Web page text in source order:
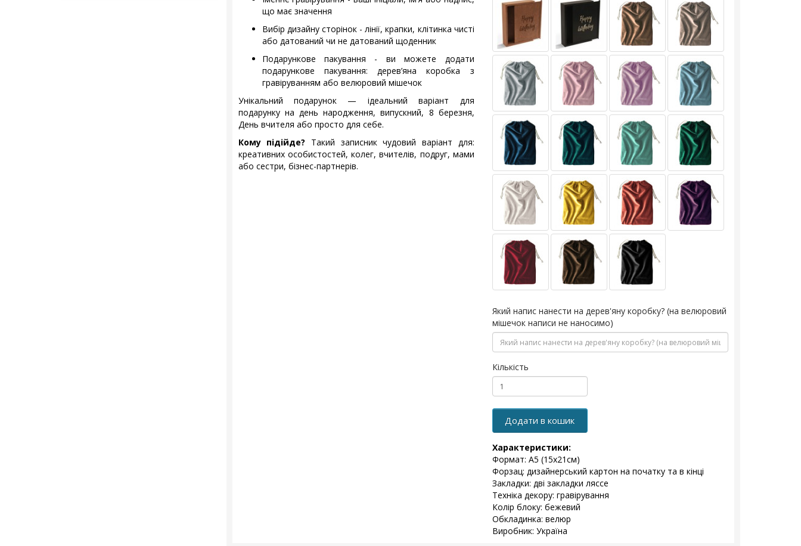
що має значення
Вибір дизайну сторінок - лінії, крапки, клітинка чисті
або датований чи не датований щоденник
Подарункове пакування - ви можете додати
подарункове пакування: дерев’яна коробка з
гравіруванням або велюровий мішечок
Унікальний подарунок — ідеальний варіант для
подарунку на день народження, випускний, 8 березня,
День вчителя або просто для себе.
Кому підійде? Такий записник чудовий варіант для:
креативних особистостей, колег, вчителів, подруг, мами
або сестри, бізнес-партнерів.
Який напис нанести на дерев'яну коробку? (на велюровий
мішечок написи не наносимо)
Кількість
Додати в кошик
Характеристики:
Формат: А5 (15х21см)
Форзац: дизайнерський картон на початку та в кінці
Закладки: дві закладки ляссе
Техніка декору: гравірування
Колір блоку: бежевий
Обкладинка: велюр
Виробник: Україна